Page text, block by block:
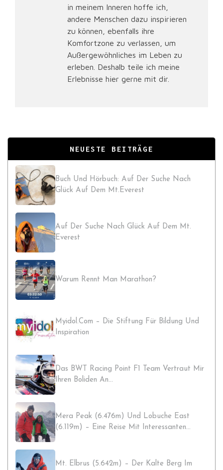
in meinem Inneren hoffe ich,
andere Menschen dazu inspirieren
zu können, ebenfalls ihre
Komfortzone zu verlassen, um
Außergewöhnliches im Leben zu
erleben. Deshalb teile ich meine
Erlebnisse hier gerne mit dir.
NEUESTE BEITRÄGE
Buch Und Hörbuch: Auf Der Suche Nach
Glück Auf Dem Mt.Everest
Auf Der Suche Nach Glück Auf Dem Mt.
Everest
Warum Rennt Man Marathon?
Myidol.com – Die Stiftung Für Bildung Und
Inspiration
Das BWT Racing Point F1 Team Vertraut Mir
Ihren Boliden An…
Mera Peak (6.476m) Und Lobuche East
(6.119m) – Eine Reise Mit Interessanten
Mt. Elbrus (5.642m) – Der Kalte Berg Im